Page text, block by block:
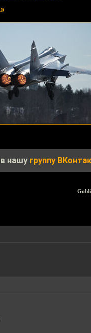
нашу группу